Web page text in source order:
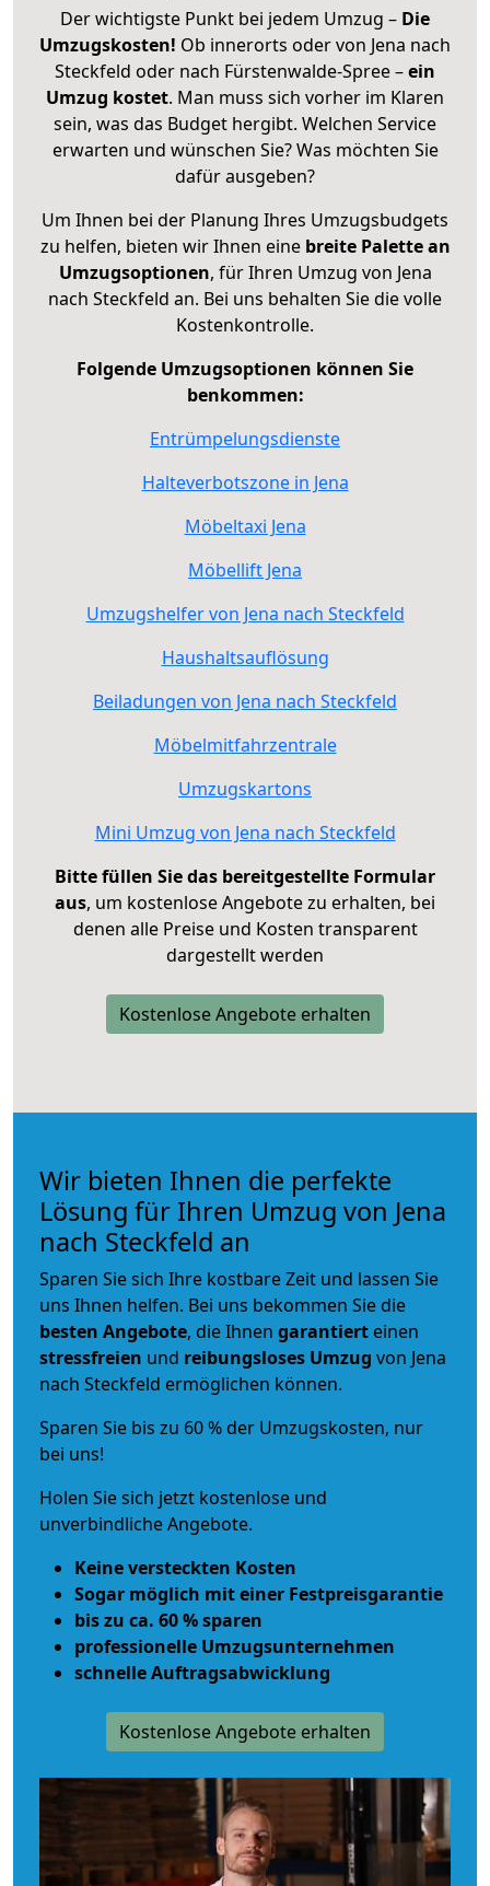
Der wichtigste Punkt bei jedem Umzug – Die
Umzugskosten! Ob innerorts oder von Jena nach
Steckfeld oder nach Fürstenwalde-Spree –ein
Umzug kostet. Man muss sich vorher im Klaren
sein, was das Budget hergibt. Welchen Service
erwarten und wünschen Sie? Was möchten Sie
dafür ausgeben?
Um Ihnen bei der Planung Ihres Umzugsbudgets
zu helfen, bieten wir Ihnen eine breite Palette an
Umzugsoptionen, für Ihren Umzug von Jena
nach Steckfeld an. Bei uns behalten Sie die volle
Kostenkontrolle.
Folgende Umzugsoptionen können Sie
benkommen:
Entrümpelungsdienste
Halteverbotszone in Jena
Möbeltaxi Jena
Möbellift Jena
Umzugshelfer von Jena nach Steckfeld
Haushaltsauflösung
Beiladungen von Jena nach Steckfeld
Möbelmitfahrzentrale
Umzugskartons
Mini Umzug von Jena nach Steckfeld
Bitte füllen Sie das bereitgestellte Formular
aus, um kostenlose Angebote zu erhalten, bei
denen alle Preise und Kosten transparent
dargestellt werden
Kostenlose Angebote erhalten
Wir bieten Ihnen die perfekte
Lösung für Ihren Umzug von Jena
nach Steckfeld an
Sparen Sie sich Ihre kostbare Zeit und lassen Sie
uns Ihnen helfen. Bei uns bekommen Sie die
besten Angebote, die Ihnen garantiert einen
stressfreien und reibungsloses Umzug von Jena
nach Steckfeld ermöglichen können.
Sparen Sie bis zu 60 % der Umzugskosten, nur
bei uns!
Holen Sie sich jetzt kostenlose und
unverbindliche Angebote.
Keine versteckten Kosten
Sogar möglich mit einer Festpreisgarantie
bis zu ca. 60 % sparen
professionelle Umzugsunternehmen
schnelle Auftragsabwicklung
Kostenlose Angebote erhalten